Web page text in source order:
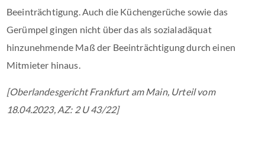
Beeinträchtigung. Auch die Küchengerüche sowie das
Gerümpel gingen nicht über das als sozialadäquat
hinzunehmende Maß der Beeinträchtigung durch einen
Mitmieter hinaus.
[Oberlandesgericht Frankfurt am Main, Urteil vom
18.04.2023, AZ: 2 U 43/22]